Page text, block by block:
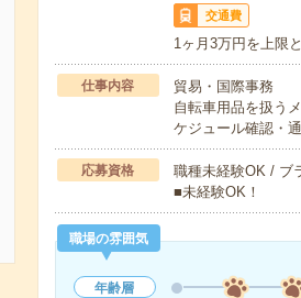
交通費
1ヶ月3万円を上限
仕事内容
貿易・国際事務
自転車用品を扱う
ケジュール確認・
応募資格
職種未経験OK / ブ
■未経験OK！
職場の雰囲気
年齢層